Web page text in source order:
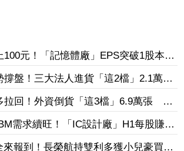
100元！「記憶體廠」EPS突破1股本
45%＋合作美光獲利迎轉機
撐盤！三大法人進貨「這2檔」2.1萬
元連12日進場三商壽
拉回！外資倒貨「這3檔」6.9萬張 連
捲102億元
需求續旺！「IC設計廠」H1每股賺